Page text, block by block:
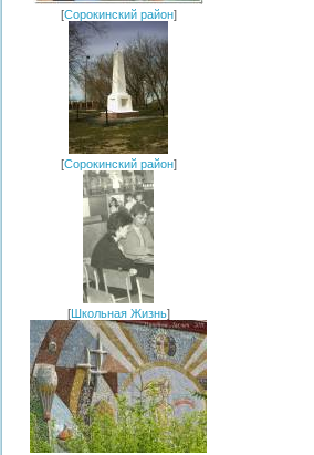
[Сорокинский район]
[Сорокинский район]
[Школьная Жизнь]